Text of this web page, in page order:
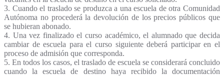
3. Cuando el traslado se produzca a una escuela de otra Comunidad
Autónoma no procederá la devolución de los precios públicos que
se hubieran abonado.
4. Una vez finalizado el curso académico, el alumnado que decida
cambiar de escuela para el curso siguiente deberá participar en el
proceso de admisión que corresponda.
5. En todos los casos, el traslado de escuela se considerará concluido
cuando la escuela de destino haya recibido la documentación